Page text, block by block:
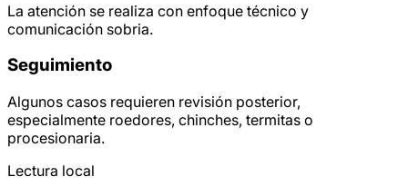
La atención se realiza con enfoque técnico y
comunicación sobria.
Seguimiento
Algunos casos requieren revisión posterior,
especialmente roedores, chinches, termitas o
procesionaria.
Lectura local